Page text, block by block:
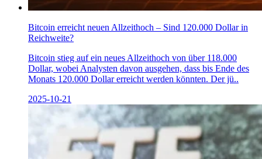
Bitcoin erreicht neuen Allzeithoch – Sind 120.000 Dollar in
Reichweite?
Bitcoin stieg auf ein neues Allzeithoch von über 118.000
Dollar, wobei Analysten davon ausgehen, dass bis Ende des
Monats 120.000 Dollar erreicht werden könnten. Der jü..
2025-10-21